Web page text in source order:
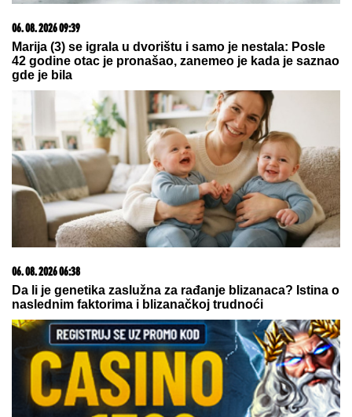
Rusiji
05. 08. 2026 15:45
Сазнања „Политике”: Ко је поставио замку
Митрополиту Методију у Горњем Заостру
Letnje večeri u gradu više nisu rezervisane za vikend:
Zašto sve više ljudi bira večeru koja se spontano
pretvori u druženje